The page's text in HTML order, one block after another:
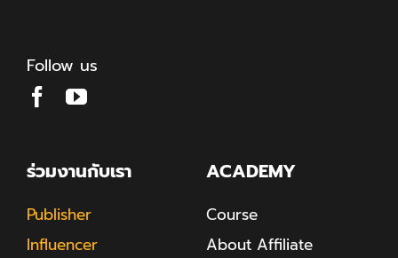
Follow us
ร่วมงานกับเรา
Publisher
Influencer
ACADEMY
Course
About Affiliate